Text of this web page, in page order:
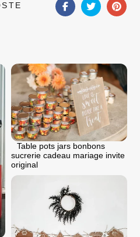
Table pots jars bonbons
sucrerie cadeau mariage invite
original